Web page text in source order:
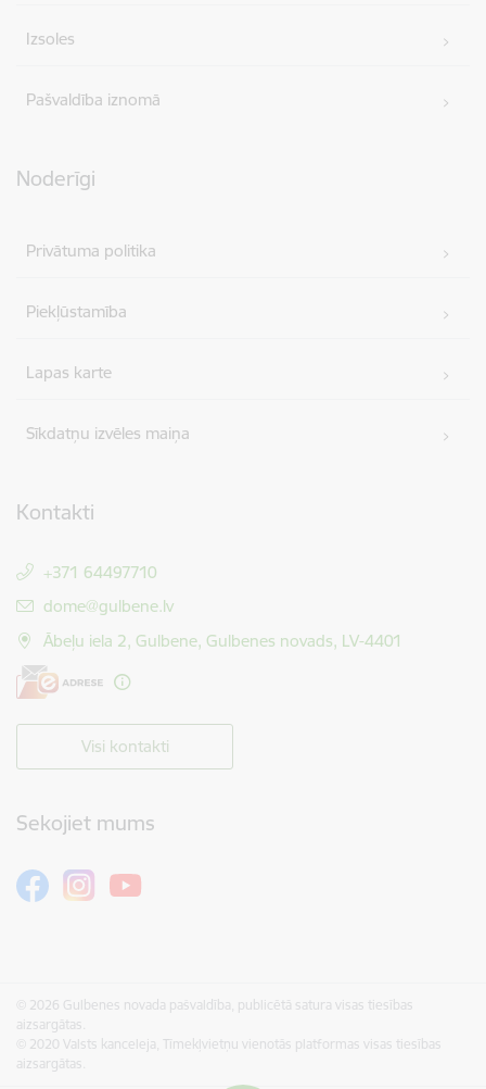
Izsoles
Pašvaldība iznomā
Noderīgi
Privātuma politika
Piekļūstamība
Lapas karte
Sīkdatņu izvēles maiņa
Kontakti
+371 64497710
E-pasts:
dome@gulbene.lv
Ābeļu iela 2, Gulbene, Gulbenes novads, LV-4401
Visi kontakti
Sekojiet mums
© 2026 Gulbenes novada pašvaldība, publicētā satura visas tiesības
aizsargātas.
© 2020 Valsts kanceleja, Tīmekļvietņu vienotās platformas visas tiesības
aizsargātas.